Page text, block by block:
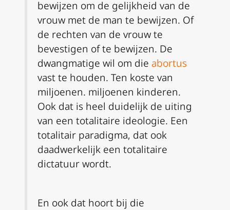
bewijzen om de gelijkheid van de
vrouw met de man te bewijzen. Of
de rechten van de vrouw te
bevestigen of te bewijzen. De
dwangmatige wil om die abortus
vast te houden. Ten koste van
miljoenen. miljoenen kinderen.
Ook dat is heel duidelijk de uiting
van een totalitaire ideologie. Een
totalitair paradigma, dat ook
daadwerkelijk een totalitaire
dictatuur wordt.
En ook dat hoort bij die